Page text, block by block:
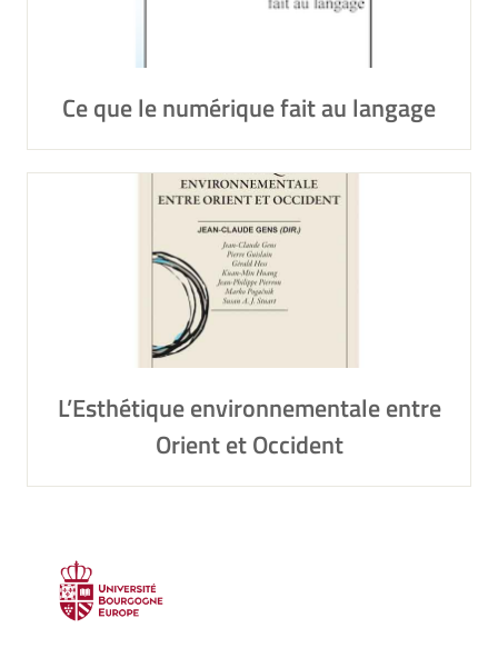
Ce que le numérique fait au langage
L’Esthétique environnementale entre
Orient et Occident